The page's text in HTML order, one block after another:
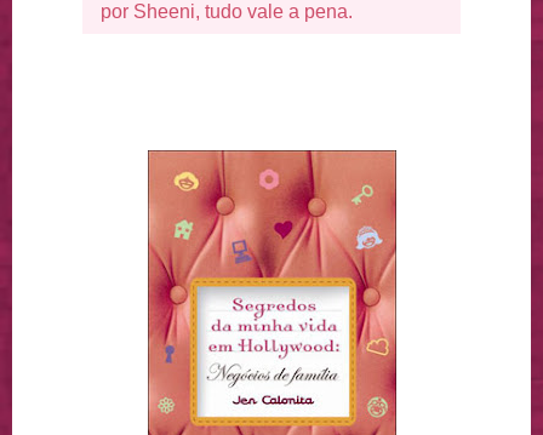
por Sheeni, tudo vale a pena.